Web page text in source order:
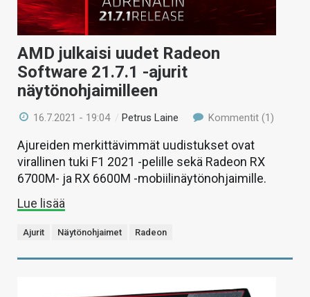
KAUPPA
VAIHDA TEEMA
AMD julkaisi uudet Radeon
Software 21.7.1 -ajurit
näytönohjaimilleen
16.7.2021 - 19:04 /Petrus Laine Kommentit (1)
Ajureiden merkittävimmät uudistukset ovat
virallinen tuki F1 2021 -pelille sekä Radeon RX
6700M- ja RX 6600M -mobiilinäytönohjaimille.
Lue lisää
Ajurit Näytönohjaimet Radeon